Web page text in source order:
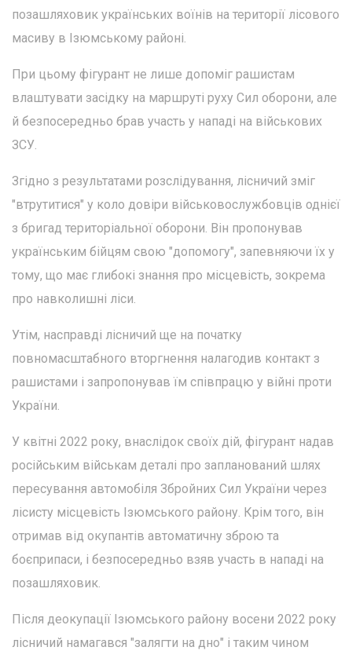
позашляховик українських воїнів на території лісового
масиву в Ізюмському районі.
При цьому фігурант не лише допоміг рашистам
влаштувати засідку на маршруті руху Сил оборони, але
й безпосередньо брав участь у нападі на військових
ЗСУ.
Згідно з результатами розслідування, лісничий зміг
"втрутитися" у коло довіри військовослужбовців однієї
з бригад територіальної оборони. Він пропонував
українським бійцям свою "допомогу", запевняючи їх у
тому, що має глибокі знання про місцевість, зокрема
про навколишні ліси.
Утім, насправді лісничий ще на початку
повномасштабного вторгнення налагодив контакт з
рашистами і запропонував їм співпрацю у війні проти
України.
У квітні 2022 року, внаслідок своїх дій, фігурант надав
російським військам деталі про запланований шлях
пересування автомобіля Збройних Сил України через
лісисту місцевість Ізюмського району. Крім того, він
отримав від окупантів автоматичну зброю та
боєприпаси, і безпосередньо взяв участь в нападі на
позашляховик.
Після деокупації Ізюмського району восени 2022 року
лісничий намагався "залягти на дно" і таким чином